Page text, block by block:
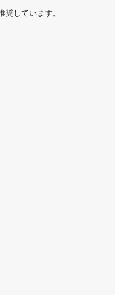
奨しています。